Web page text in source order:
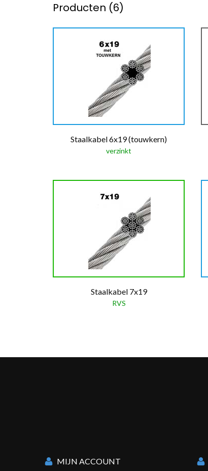
Producten (6)
Staalkabel 6x19 (touwkern)
verzinkt
Staalkabel 7x19
RVS
MIJN ACCOUNT